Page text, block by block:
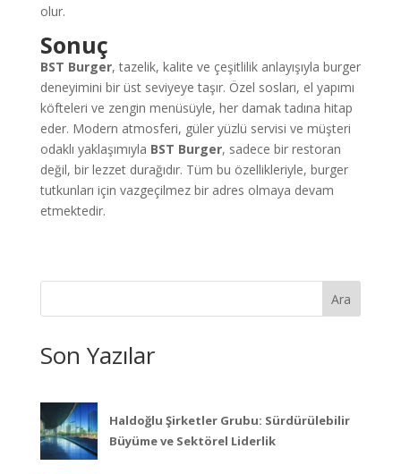
olur.
Sonuç
BST Burger, tazelik, kalite ve çeşitlilik anlayışıyla burger
deneyimini bir üst seviyeye taşır. Özel sosları, el yapımı
köfteleri ve zengin menüsüyle, her damak tadına hitap
eder. Modern atmosferi, güler yüzlü servisi ve müşteri
odaklı yaklaşımıyla BST Burger, sadece bir restoran
değil, bir lezzet durağıdır. Tüm bu özellikleriyle, burger
tutkunları için vazgeçilmez bir adres olmaya devam
etmektedir.
Ara
Son Yazılar
Haldoğlu Şirketler Grubu: Sürdürülebilir
Büyüme ve Sektörel Liderlik